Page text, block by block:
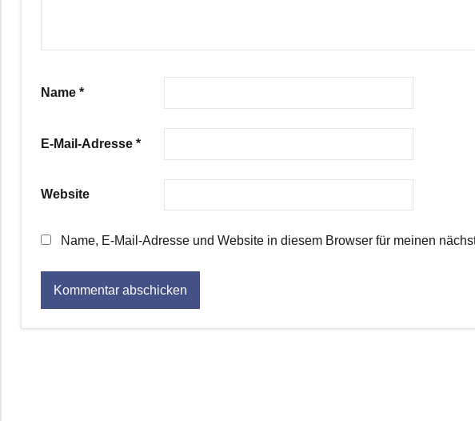
Name *
E-Mail-Adresse *
Website
Name, E-Mail-Adresse und Website in diesem Browser für meinen